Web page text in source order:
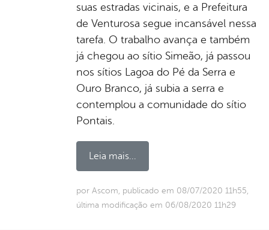
suas estradas vicinais, e a Prefeitura
de Venturosa segue incansável nessa
tarefa. O trabalho avança e também
já chegou ao sítio Simeão, já passou
nos sítios Lagoa do Pé da Serra e
Ouro Branco, já subia a serra e
contemplou a comunidade do sítio
Pontais.
Leia mais...
por Ascom, publicado em 08/07/2020 11h55,
última modificação em 06/08/2020 11h29